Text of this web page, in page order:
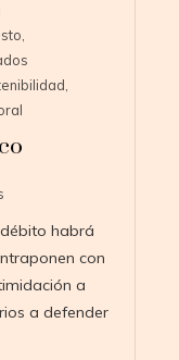
habrá
con
a
a defender